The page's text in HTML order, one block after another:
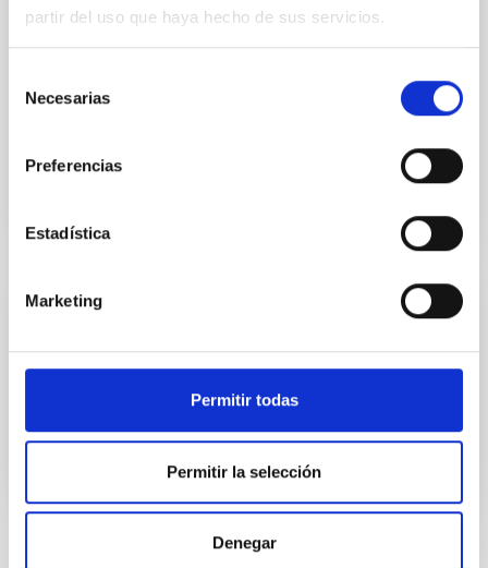
partir del uso que haya hecho de sus servicios.
Necesarias
Preferencias
Estadística
Marketing
Permitir todas
Permitir la selección
Denegar
colaboración del Excmo. Cabildo Insular de La
MARIA CARMEN PUERTO VARELA
¿Cuánto mide el Universo?
MARIA CARMEN PUERTO VARELA